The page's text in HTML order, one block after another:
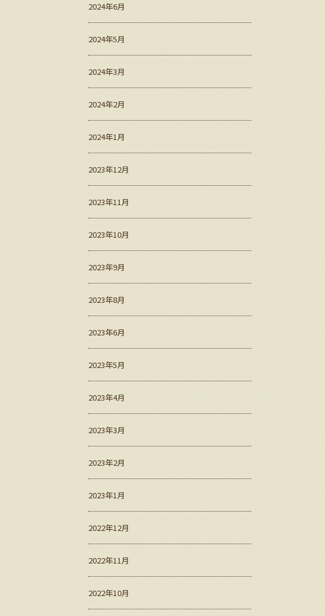
2024年6月
2024年5月
2024年3月
2024年2月
2024年1月
2023年12月
2023年11月
2023年10月
2023年9月
2023年8月
2023年6月
2023年5月
2023年4月
2023年3月
2023年2月
2023年1月
2022年12月
2022年11月
2022年10月